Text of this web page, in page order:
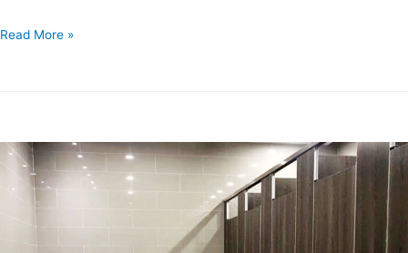
Read More »